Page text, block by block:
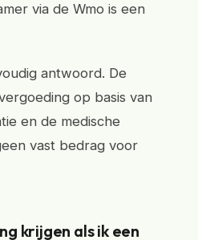
via de Wmo is een
antwoord. De
op basis van
en de medische
vast bedrag voor
krijgen als ik een